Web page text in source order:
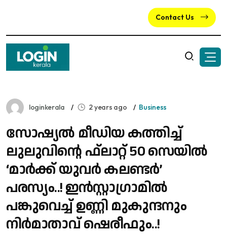
Contact Us
loginkerala 2 years ago Business
സോഷ്യല്‍ മീഡിയ കത്തിച്ച്
ലുലുവിന്റെ ഫ്‌ലാറ്റ് 50 സെയില്‍
‘മാര്‍ക്ക് യുവര്‍ കലണ്ടര്‍’
പരസ്യം..! ഇന്‍സ്റ്റാഗ്രാമില്‍
പങ്കുവെച്ച് ഉണ്ണി മുകുന്ദനും
നിര്‍മാതാവ് ഷെരീഫും..!